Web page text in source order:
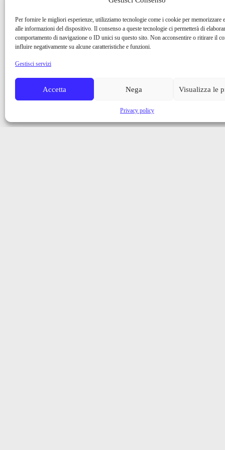
Per fornire le migliori esperienze, utilizziamo tecnologie come i cookie per memorizzare
alle informazioni del dispositivo. Il consenso a queste tecnologie ci permetterà di
comportamento di navigazione o ID unici su questo sito. Non acconsentire o ritirare il
influire negativamente su alcune caratteristiche e funzioni.
Gestisci servizi
Accetta Nega Visualizza le
Privacy policy